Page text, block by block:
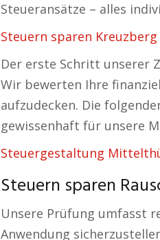
Steueransätze – alles
Steuern sparen Kreuzberg
Der erste Schritt unserer
Wir bewerten Ihre
aufzudecken. Die
gewissenhaft für unsere
Steuergestaltung
Steuern sparen
Unsere Prüfung umfasst
Anwendung